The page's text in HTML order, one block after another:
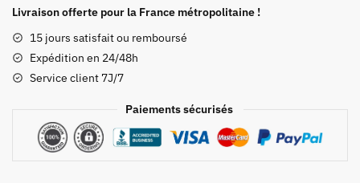
Bag
Slayer
Nezuko
Kamado
Livraison offerte pour la France métropolitaine !
15 jours satisfait ou remboursé
Expédition en 24/48h
Service client 7J/7
Paiements sécurisés